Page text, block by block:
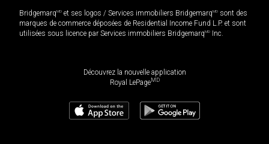
BridgemarqMD et ses logos / Services immobiliers BridgemarqMD sont des
marques de commerce déposées de Residential Income Fund L.P. et sont
utilisées sous licence par Services immobiliers BridgemarqMD Inc.
Découvrez la nouvelle application
Royal LePageMD